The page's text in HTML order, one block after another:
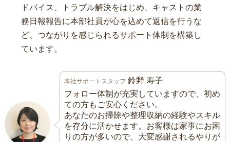
ドバイス、トラブル解決をはじめ、キャストの業
務日報報告に本部社員が心を込めて返信を行うな
ど、つながりを感じられるサポート体制を構築し
ています。
本社サポートスタッフ 鈴野 寿子
フォロー体制が充実していますので、初め
ての方もご安心ください。
あなたのお掃除や整理収納の経験やスキル
を存分に活かせます。お客様は家事にお困
りの方が多いので、大変感謝されるやりが